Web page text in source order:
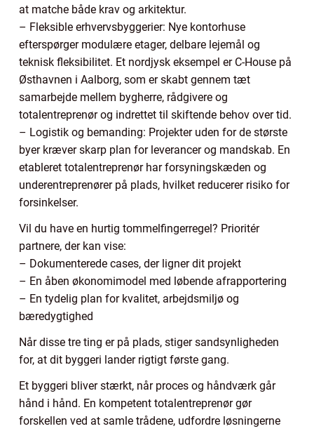
at matche både krav og arkitektur.
– Fleksible erhvervsbyggerier: Nye kontorhuse
efterspørger modulære etager, delbare lejemål og
teknisk fleksibilitet. Et nordjysk eksempel er C-House på
Østhavnen i Aalborg, som er skabt gennem tæt
samarbejde mellem bygherre, rådgivere og
totalentreprenør og indrettet til skiftende behov over tid.
– Logistik og bemanding: Projekter uden for de største
byer kræver skarp plan for leverancer og mandskab. En
etableret totalentreprenør har forsyningskæden og
underentreprenører på plads, hvilket reducerer risiko for
forsinkelser.
Vil du have en hurtig tommelfingerregel? Prioritér
partnere, der kan vise:
– Dokumenterede cases, der ligner dit projekt
– En åben økonomimodel med løbende afrapportering
– En tydelig plan for kvalitet, arbejdsmiljø og
bæredygtighed
Når disse tre ting er på plads, stiger sandsynligheden
for, at dit byggeri lander rigtigt første gang.
Et byggeri bliver stærkt, når proces og håndværk går
hånd i hånd. En kompetent totalentreprenør gør
forskellen ved at samle trådene, udfordre løsningerne